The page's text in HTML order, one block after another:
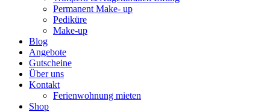
Permanent Make- up
Pediküre
Make-up
Blog
Angebote
Gutscheine
Über uns
Kontakt
Ferienwohnung mieten
Shop